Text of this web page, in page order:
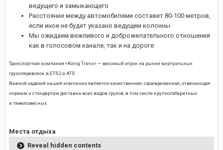
ведущего и замыкающего
Расстояние между автомобилями составит 80-100 метров,
если иное не будет указано ведущим колонны
Мы ожидаем вежливого и доброжелательного отношения
как в голосовом канале, так и на дороге
Транспортная компания «König Trans» — весомый игрок на рынке виртуальных
грузоперевозок в ЕТS2 и АТS.
Важной задачей нашей компании является качественная, своевременная, отвечающая
нормам и стандартам доставка всех видов грузов, в том числе крупногабаритных
и тяжеловесных.
Места отдыха
Reveal hidden contents